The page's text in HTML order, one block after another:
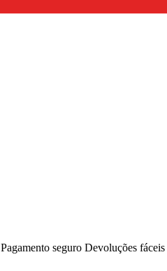
Pagamento seguro Devoluções fáceis